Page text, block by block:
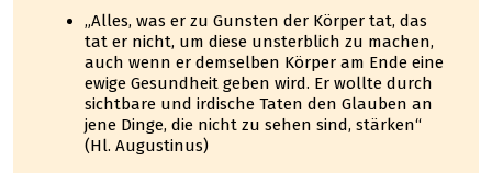
„Alles, was er zu Gunsten der Körper tat, das
tat er nicht, um diese unsterblich zu machen,
auch wenn er demselben Körper am Ende eine
ewige Gesundheit geben wird. Er wollte durch
sichtbare und irdische Taten den Glauben an
jene Dinge, die nicht zu sehen sind, stärken“
(Hl. Augustinus)